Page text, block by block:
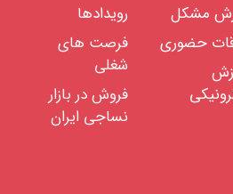
مشکل
حضوری
رویدادها
فرصت های
شغلی
فروش در بازار
نساجی ایران